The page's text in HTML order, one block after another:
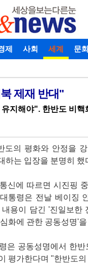
아이디찾기 비밀번호
제 사회 세계 문
제재 반대"
지해야". 한반도 비핵
도의 평화와 안정을
하는 입장을 분명히 했
신에 따르면 시진핑
통령은 전날 베이징
용이 담긴 '진일보한
화에 관한 공동성명'
은 공동성명에서 한
평가한다며 "한반도의